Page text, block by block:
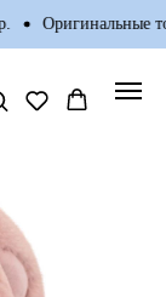
Оригинальные